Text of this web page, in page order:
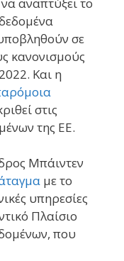
σε
κανονισμούς
Και η
στις
της ΕΕ.
Μπάιντεν
με το
υπηρεσίες
Πλαίσιο
που